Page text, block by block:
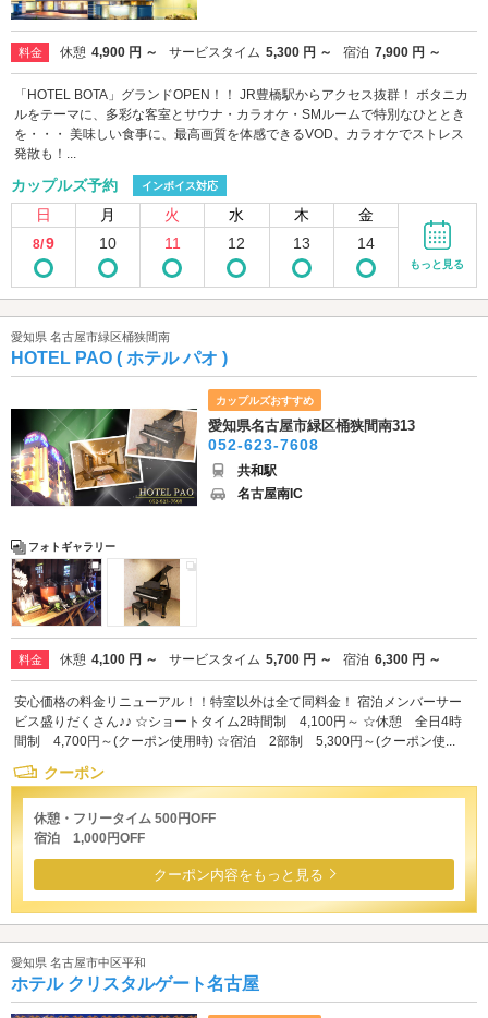
料金 休憩 4,900 円 ～ サービスタイム 5,300 円 ～ 宿泊 7,900 円 ～
「HOTEL BOTA」グランドOPEN！！ JR豊橋駅からアクセス抜群！ ボタニカ
ルをテーマに、多彩な客室とサウナ・カラオケ・SMルームで特別なひととき
を・・・ 美味しい食事に、最高画質を体感できるVOD、カラオケでストレス
発散も！...
カップルズ予約 インボイス対応
日 月 火 水 木 金
8/9 10 11 12 13 14
もっと見る
愛知県 名古屋市緑区桶狭間南
HOTEL PAO ( ホテル パオ )
フォトギャラリー
カップルズおすすめ
愛知県名古屋市緑区桶狭間南313
052-623-7608
共和駅
名古屋南IC
料金 休憩 4,100 円 ～ サービスタイム 5,700 円 ～ 宿泊 6,300 円 ～
安心価格の料金リニューアル！！特室以外は全て同料金！ 宿泊メンバーサー
ビス盛りだくさん♪♪ ☆ショートタイム2時間制 4,100円～ ☆休憩 全日4時
間制 4,700円～(クーポン使用時) ☆宿泊 2部制 5,300円～(クーポン使...
クーポン
休憩・フリータイム 500円OFF
宿泊 1,000円OFF
クーポン内容をもっと見る
愛知県 名古屋市中区平和
ホテル クリスタルゲート名古屋